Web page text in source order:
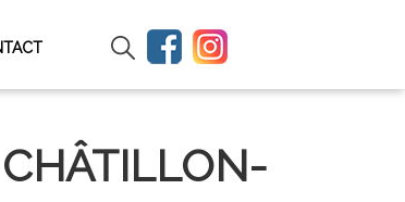
CHÂTILLON-